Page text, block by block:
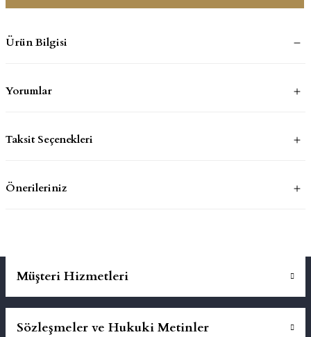
Ürün Bilgisi
Yorumlar
Taksit Seçenekleri
Önerileriniz
Müşteri Hizmetleri
Sözleşmeler ve Hukuki Metinler